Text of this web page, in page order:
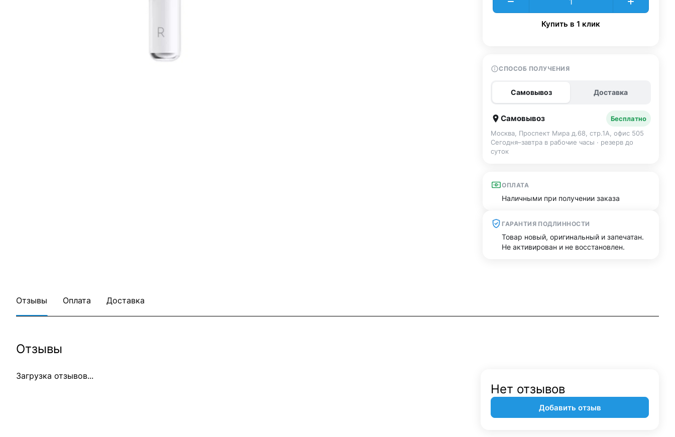
Купить в 1 клик
СПОСОБ ПОЛУЧЕНИЯ
Самовывоз Доставка
Самовывоз
Бесплатно
Москва, Проспект Мира д.68, стр.1А, офис 505
Сегодня–завтра в рабочие часы · резерв до
суток
ОПЛАТА
Наличными при получении заказа
ГАРАНТИЯ ПОДЛИННОСТИ
Товар новый, оригинальный и запечатан.
Не активирован и не восстановлен.
Отзывы Оплата Доставка
Отзывы
Загрузка отзывов...
Нет отзывов
Добавить отзыв